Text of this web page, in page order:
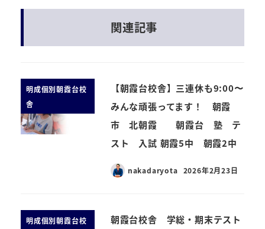
関連記事
明成個別朝霞台校
舎
【朝霞台校舎】三連休も9:00〜
みんな頑張ってます！ 朝霞
市 北朝霞 朝霞台 塾 テ
スト 入試 朝霞5中 朝霞2中
nakadaryota 2026年2月23日
明成個別朝霞台校
朝霞台校舎 学総・期末テスト